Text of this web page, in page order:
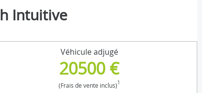
Intuitive
Véhicule adjugé
20500 €
(Frais de vente inclus)1